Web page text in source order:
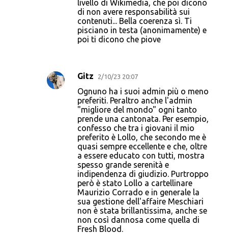
livello di Wikimedia, che poi dicono
di non avere responsabilità sui
contenuti... Bella coerenza sì. Ti
pisciano in testa (anonimamente) e
poi ti dicono che piove
Gitz 2/10/23 20:07
Ognuno ha i suoi admin più o meno
preferiti. Peraltro anche l'admin
"migliore del mondo" ogni tanto
prende una cantonata. Per esempio,
confesso che tra i giovani il mio
preferito è Lollo, che secondo me è
quasi sempre eccellente e che, oltre
a essere educato con tutti, mostra
spesso grande serenità e
indipendenza di giudizio. Purtroppo
però è stato Lollo a cartellinare
Maurizio Corrado e in generale la
sua gestione dell'affaire Meschiari
non è stata brillantissima, anche se
non così dannosa come quella di
Fresh Blood.